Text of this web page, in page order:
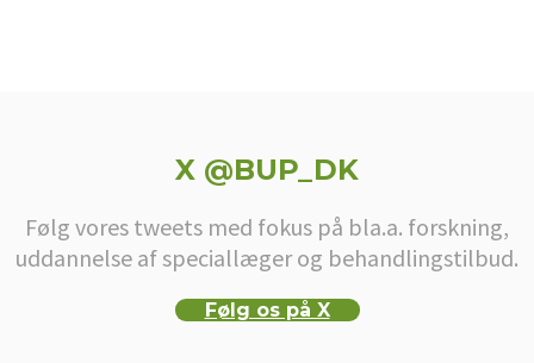
X @BUP_DK
Følg vores tweets med fokus på bla.a. forskning,
uddannelse af speciallæger og behandlingstilbud.
Følg os på X